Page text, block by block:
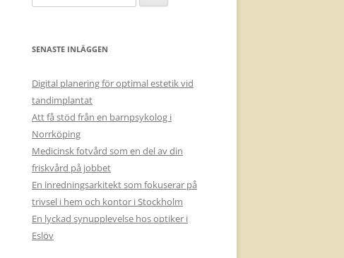
efter:
SENASTE INLÄGGEN
Digital planering för optimal estetik vid
tandimplantat
Att få stöd från en barnpsykolog i
Norrköping
Medicinsk fotvård som en del av din
friskvård på jobbet
En inredningsarkitekt som fokuserar på
trivsel i hem och kontor i Stockholm
En lyckad synupplevelse hos optiker i
Eslöv